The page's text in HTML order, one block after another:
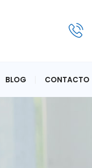
BLOG CONTACTO